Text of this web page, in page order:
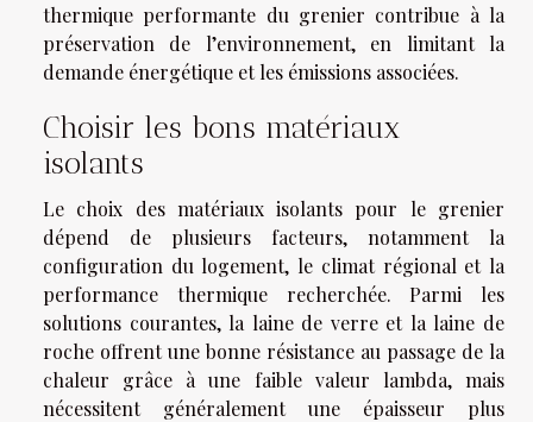
thermique performante du grenier contribue à la
préservation de l’environnement, en limitant la
demande énergétique et les émissions associées.
Choisir les bons matériaux
isolants
Le choix des matériaux isolants pour le grenier
dépend de plusieurs facteurs, notamment la
configuration du logement, le climat régional et la
performance thermique recherchée. Parmi les
solutions courantes, la laine de verre et la laine de
roche offrent une bonne résistance au passage de la
chaleur grâce à une faible valeur lambda, mais
nécessitent généralement une épaisseur plus